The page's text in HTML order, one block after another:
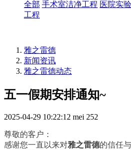
全部 手术室洁净工程 医院实
工程
雅之雷德
新闻资讯
雅之雷德动态
五一假期安排通知~
2025-04-29 10:22:12 mei 252
尊敬的客户：
感谢您一直以来对雅之雷德的信任